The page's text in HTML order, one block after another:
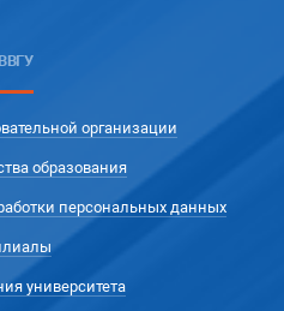
ВВГУ
организации
образования
персональных данных
университета